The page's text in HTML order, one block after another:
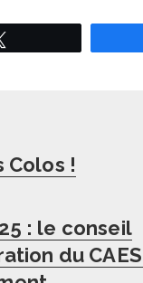
Colos !
: le conseil
du